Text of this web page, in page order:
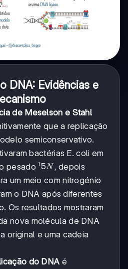
DNA: Evidências e
de Meselson e Stahl
que a replicação
semiconservativo.
bactérias E. coli em
pesado^15N
1 5N , depois
um meio com nitrogénio
o DNA após diferentes
Os resultados mostraram
nova molécula de DNA
original e uma cadeia
do DNA é